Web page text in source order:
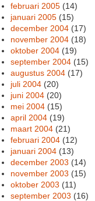
februari 2005 (14)
januari 2005 (15)
december 2004 (17)
november 2004 (18)
oktober 2004 (19)
september 2004 (15)
augustus 2004 (17)
juli 2004 (20)
juni 2004 (20)
mei 2004 (15)
april 2004 (19)
maart 2004 (21)
februari 2004 (12)
januari 2004 (13)
december 2003 (14)
november 2003 (15)
oktober 2003 (11)
september 2003 (16)